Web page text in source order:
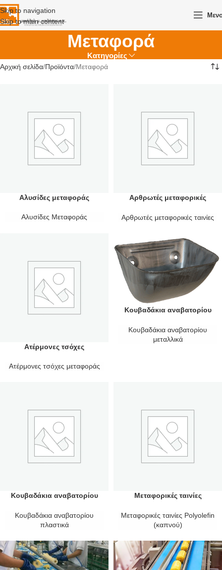
Skip to navigation
Skip to main content
Μεταφορά
Κατηγορίες
Αρχική σελίδα Προϊόντα Μεταφορά
Αλυσίδες μεταφοράς
Αλυσίδες Μεταφοράς
Αρθρωτές μεταφορικές
Αρθρωτές μεταφορικές ταινίες
Ατέρμονες τσόχες
Ατέρμονες τσόχες μεταφοράς
Κουβαδάκια αναβατορίου
Κουβαδάκια αναβατορίου
μεταλλικά
Κουβαδάκια αναβατορίου
Κουβαδάκια αναβατορίου
πλαστικά
Μεταφορικές ταινίες
Μεταφορικές ταινίες Polyolefin
(καπνού)